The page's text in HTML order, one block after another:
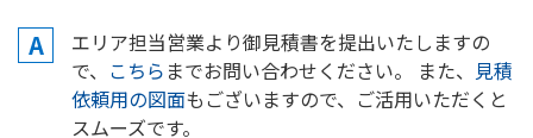
A
エリア担当営業より御見積書を提出いたしますの
で、 こちら までお問い合わせください。 また、 見積
依頼用の図面もございますので、ご活用いただくと
スムーズです。